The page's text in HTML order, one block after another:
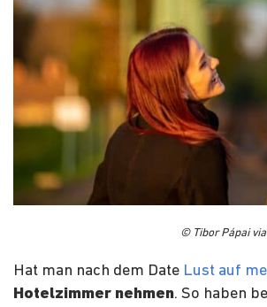
© Tibor Pápai via
Hat man nach dem Date Lust auf
Hotelzimmer nehmen. So haben